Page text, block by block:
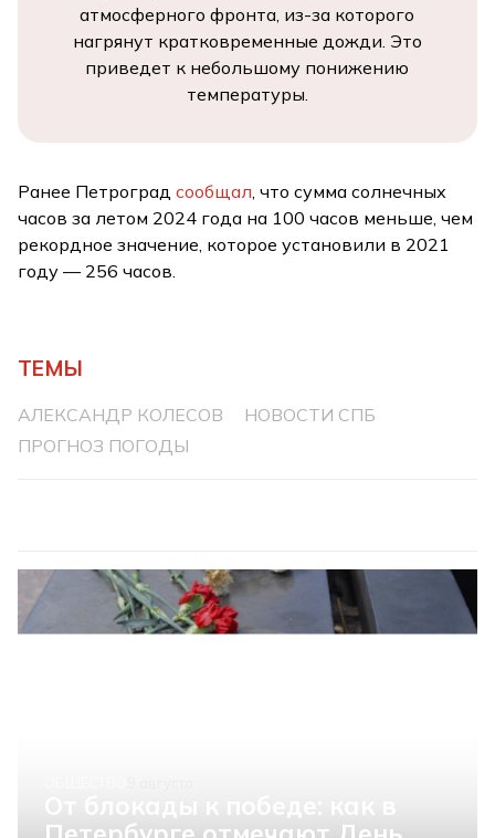
атмосферного фронта, из-за которого
нагрянут кратковременные дожди. Это
приведет к небольшому понижению
температуры.
Ранее Петроградсообщал , что сумма солнечных
часов за летом 2024 года на 100 часов меньше, чем
рекордное значение, которое установили в 2021
году — 256 часов.
ТЕМЫ
АЛЕКСАНДР КОЛЕСОВ
НОВОСТИ СПБ
ПРОГНОЗ ПОГОДЫ